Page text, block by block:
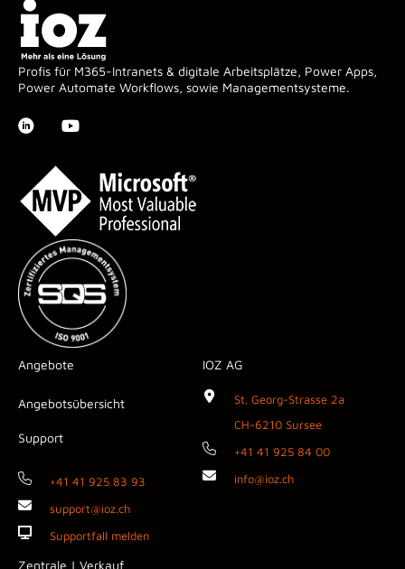
Profis für M365-Intranets & digitale Arbeitsplätze, Power Apps,
Power Automate Workflows, sowie Managementsysteme.
Angebote
Angebotsübersicht
Support
+41 41 925 83 93
support@ioz.ch
Supportfall melden
Zentrale | Verkauf
IOZ AG
St. Georg-Strasse 2a
CH-6210 Sursee
+41 41 925 84 00
info@ioz.ch